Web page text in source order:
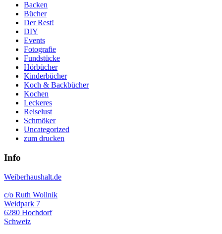
Backen
Bücher
Der Rest!
DIY
Events
Fotografie
Fundstücke
Hörbücher
Kinderbücher
Koch & Backbücher
Kochen
Leckeres
Reiselust
Schmöker
Uncategorized
zum drucken
Info
Weiberhaushalt.de
c/o Ruth Wollnik
Weidpark 7
6280 Hochdorf
Schweiz